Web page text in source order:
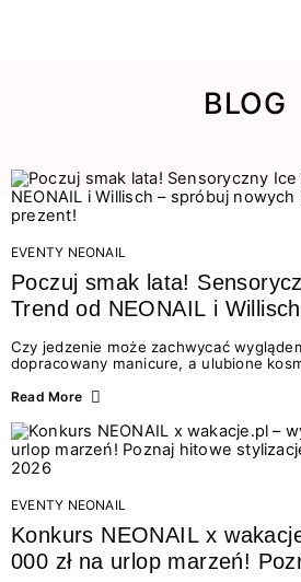
BLOG
EVENTY NEONAIL
Poczuj smak lata!
Trend od NEONAIL i
nowych lodów i odbierz
Czy jedzenie może zachwycać
dopracowany manicure, a ulubione
świata beauty i oszałamiających
zmysłami: przez soczysty kolor,
orzeźwiający zapach i słodki akcent na
NEONAIL łączy siły z marką Willisch,
na styku jedzenia i piękna....
Read More
EVENTY NEONAIL
Konkurs NEONAIL x
000 zł na urlop marzeń!